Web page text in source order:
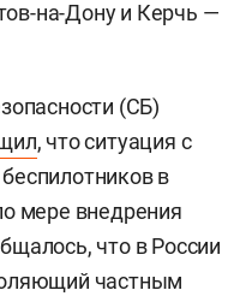
на-Дону и Керчь —
(СБ)
, что ситуация с
в
мере внедрения
что в России
частным